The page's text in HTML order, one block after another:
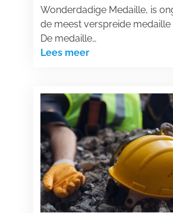
Wonderdadige Medaille, is
de meest verspreide medaille
De medaille…
Lees meer